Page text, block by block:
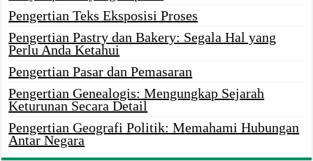
Pengertian Teks Eksposisi Proses
Pengertian Pastry dan Bakery: Segala Hal yang
Perlu Anda Ketahui
Pengertian Pasar dan Pemasaran
Pengertian Genealogis: Mengungkap Sejarah
Keturunan Secara Detail
Pengertian Geografi Politik: Memahami Hubungan
Antar Negara